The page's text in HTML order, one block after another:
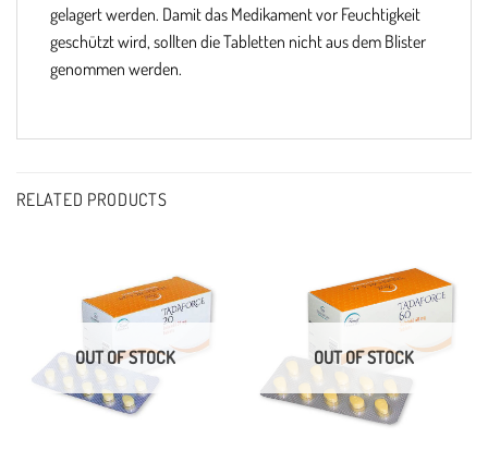
gelagert werden. Damit das Medikament vor Feuchtigkeit
geschützt wird, sollten die Tabletten nicht aus dem Blister
genommen werden.
RELATED PRODUCTS
OUT OF STOCK OUT OF STOCK